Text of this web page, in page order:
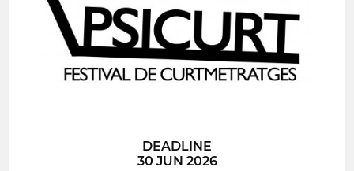
DEADLINE
30 JUN 2026